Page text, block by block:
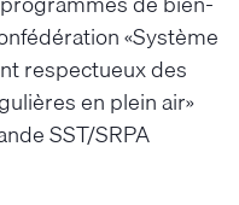
«Système
respectueux des
en plein air»
SST/SRPA